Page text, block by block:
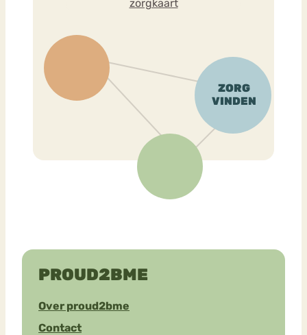
zorgkaart
PROUD2BME
Over proud2bme
Contact